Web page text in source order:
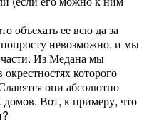
объехать ее всю да за
невозможно, и мы
части. Из Медана мы
которого
они абсолютно
Вот, к примеру, что